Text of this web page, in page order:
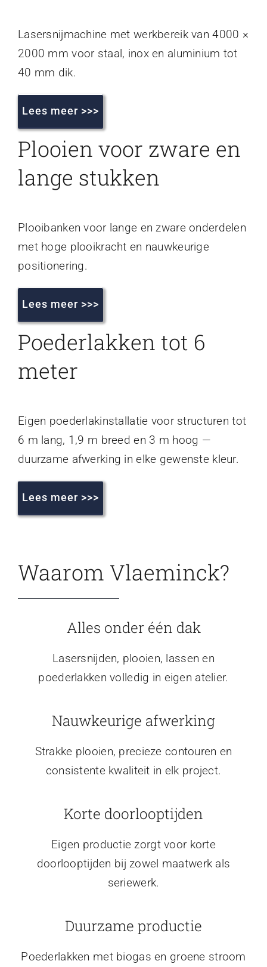
Lasersnijmachine met werkbereik van 4000 ×
2000 mm voor staal, inox en aluminium tot
40 mm dik.
Lees meer >>>
Plooien voor zware en
lange stukken
Plooibanken voor lange en zware onderdelen
met hoge plooikracht en nauwkeurige
positionering.
Lees meer >>>
Poederlakken tot 6
meter
Eigen poederlakinstallatie voor structuren tot
6 m lang, 1,9 m breed en 3 m hoog —
duurzame afwerking in elke gewenste kleur.
Lees meer >>>
Waarom Vlaeminck?
Alles onder één dak
Lasersnijden, plooien, lassen en
poederlakken volledig in eigen atelier.
Nauwkeurige afwerking
Strakke plooien, precieze contouren en
consistente kwaliteit in elk project.
Korte doorlooptijden
Eigen productie zorgt voor korte
doorlooptijden bij zowel maatwerk als
seriewerk.
Duurzame productie
Poederlakken met biogas en groene stroom